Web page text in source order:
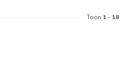
Toon 1 - 18